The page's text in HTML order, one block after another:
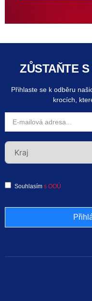
ZŮSTAŇTE
Přihlaste se k odběru
krocích,
Souhlasím s OOÚ